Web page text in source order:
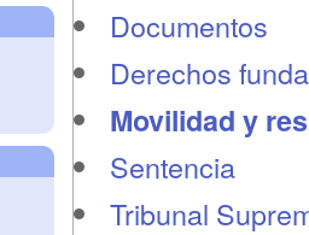
Documentos
Derechos
Movilidad y
Sentencia
Tribunal